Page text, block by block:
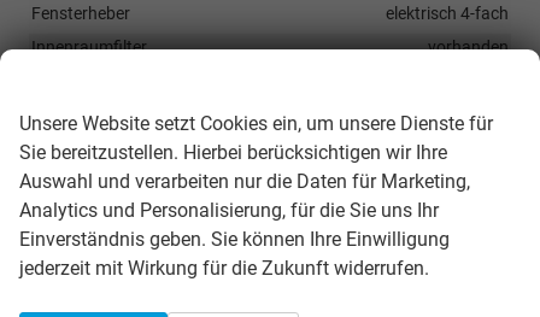
Fensterheber
elektrisch 4-fach
Innenraumfilter
vorhanden
Laderaumabdeckung
vorhanden
Lenkrad
in Leder, höhenverstellbar, mit Multifunktionen, mit
Lenkradheizung, mit Schaltwippen
Sitze
Komfortsitze, Isofix (Kindersitzbefestigung), Rücksitzbank
hinten geteilt, Sitzheizung
Unsere Website setzt Cookies ein, um unsere Dienste für
Sie bereitzustellen. Hierbei berücksichtigen wir Ihre
Auswahl und verarbeiten nur die Daten für Marketing,
Analytics und Personalisierung, für die Sie uns Ihr
Einverständnis geben. Sie können Ihre Einwilligung
jederzeit mit Wirkung für die Zukunft widerrufen.